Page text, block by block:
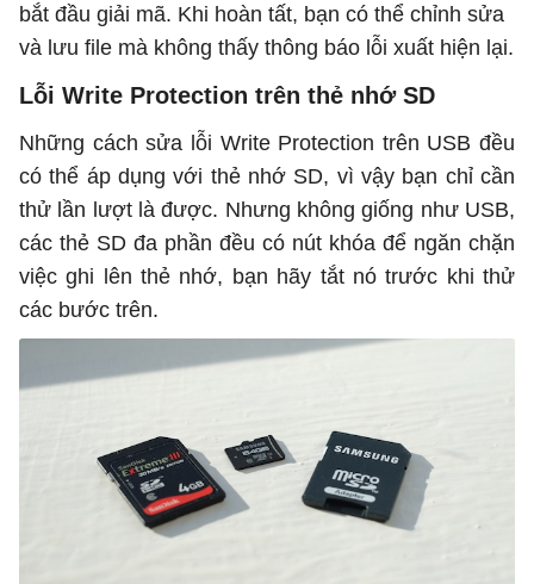
bắt đầu giải mã. Khi hoàn tất, bạn có thể chỉnh sửa
và lưu file mà không thấy thông báo lỗi xuất hiện lại.
Lỗi Write Protection trên thẻ nhớ SD
Những cách sửa lỗi Write Protection trên USB đều
có thể áp dụng với thẻ nhớ SD, vì vậy bạn chỉ cần
thử lần lượt là được. Nhưng không giống như USB,
các thẻ SD đa phần đều có nút khóa để ngăn chặn
việc ghi lên thẻ nhớ, bạn hãy tắt nó trước khi thử
các bước trên.